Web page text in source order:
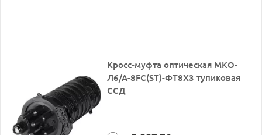
Кросс-муфта оптическая МКО-
Л6/А-8FC(ST)-ФТ8Х3 тупиковая
ССД